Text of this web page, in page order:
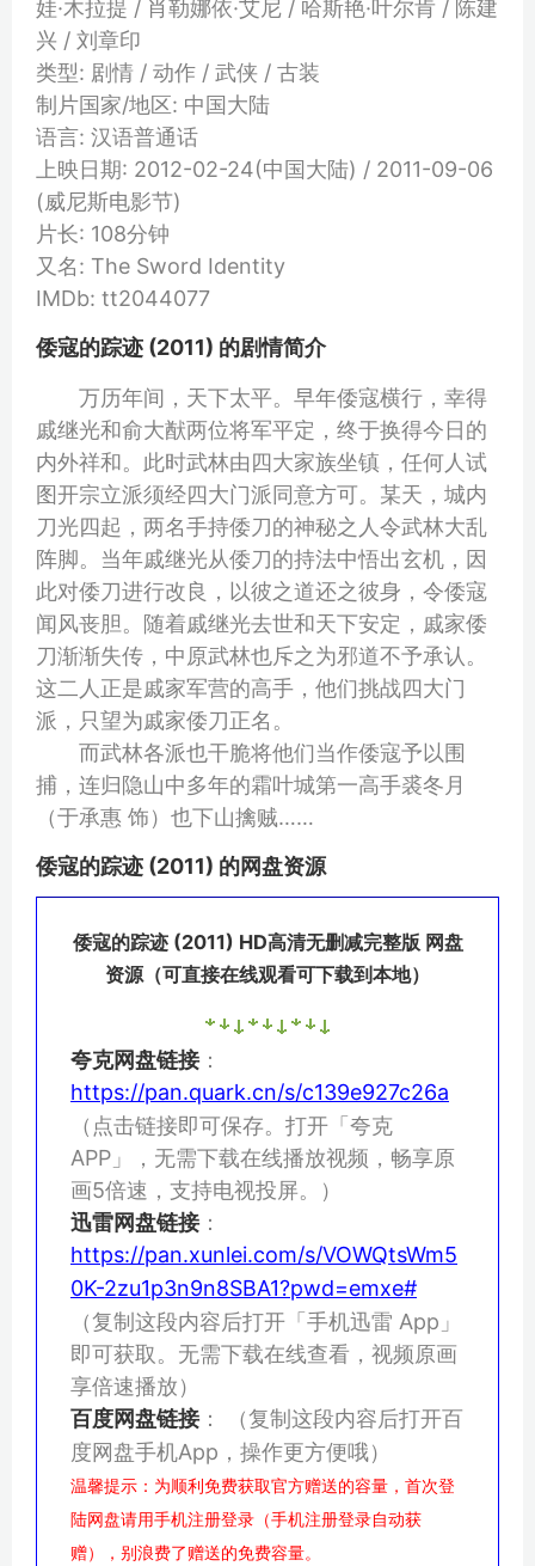
娃·木拉提 / 肖勒娜依·艾尼 / 哈斯艳·叶尔肯 / 陈建
兴 / 刘章印
类型: 剧情 / 动作 / 武侠 / 古装
制片国家/地区: 中国大陆
语言: 汉语普通话
上映日期: 2012-02-24(中国大陆) / 2011-09-06
(威尼斯电影节)
片长: 108分钟
又名: The Sword Identity
IMDb: tt2044077
倭寇的踪迹 (2011) 的剧情简介
万历年间，天下太平。早年倭寇横行，幸得
戚继光和俞大猷两位将军平定，终于换得今日的
内外祥和。此时武林由四大家族坐镇，任何人试
图开宗立派须经四大门派同意方可。某天，城内
刀光四起，两名手持倭刀的神秘之人令武林大乱
阵脚。当年戚继光从倭刀的持法中悟出玄机，因
此对倭刀进行改良，以彼之道还之彼身，令倭寇
闻风丧胆。随着戚继光去世和天下安定，戚家倭
刀渐渐失传，中原武林也斥之为邪道不予承认。
这二人正是戚家军营的高手，他们挑战四大门
派，只望为戚家倭刀正名。
而武林各派也干脆将他们当作倭寇予以围
捕，连归隐山中多年的霜叶城第一高手裘冬月
（于承惠 饰）也下山擒贼……
倭寇的踪迹 (2011) 的网盘资源
倭寇的踪迹 (2011) HD高清无删减完整版 网盘
资源（可直接在线观看可下载到本地）
夸克网盘链接：
https://pan.quark.cn/s/c139e927c26a
（点击链接即可保存。打开「夸克
APP」，无需下载在线播放视频，畅享原
画5倍速，支持电视投屏。）
迅雷网盘链接：
https://pan.xunlei.com/s/VOWQtsWm5
0K-2zu1p3n9n8SBA1?pwd=emxe#
（复制这段内容后打开「手机迅雷 App」
即可获取。无需下载在线查看，视频原画
享倍速播放）
百度网盘链接：
（复制这段内容后打开百
度网盘手机App，操作更方便哦）
温馨提示：为顺利免费获取官方赠送的容量，首次登
陆网盘请用手机注册登录（手机注册登录自动获
赠），别浪费了赠送的免费容量。